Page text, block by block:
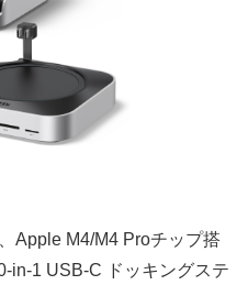
Apple M4/M4 Proチップ搭
in-1 USB-C ドッキングステ